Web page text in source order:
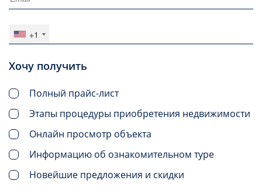
+1
Хочу получить
Полный прайс-лист
Этапы процедуры приобретения недвижимости
Онлайн просмотр объекта
Информацию об ознакомительном туре
Новейшие предложения и скидки